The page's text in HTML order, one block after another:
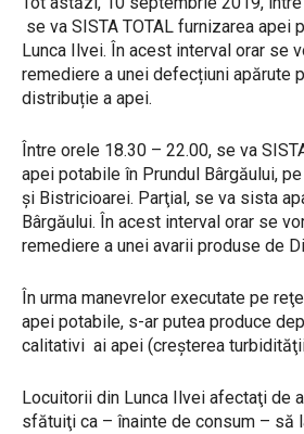
se va SISTA TOTAL furnizarea apei
Lunca Ilvei. În acest interval orar se
remediere a unei defecțiuni apărute
distribuție a apei.
Între orele 18.30 – 22.00, se va
apei potabile în Prundul Bârgăului,
şi Bistricioarei. Parţial, se va sista
Bârgăului. În acest interval orar se
remediere a unei avarii produse de
În urma manevrelor executate pe
apei potabile, s-ar putea produce
calitativi ai apei (creşterea
Locuitorii din Lunca Ilvei afectaţi de
sfătuiţi ca – înainte de consum – să